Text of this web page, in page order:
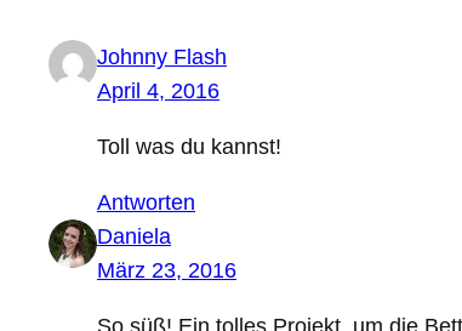
Johnny Flash
April 4, 2016
Toll was du kannst!
Antworten
Daniela
März 23, 2016